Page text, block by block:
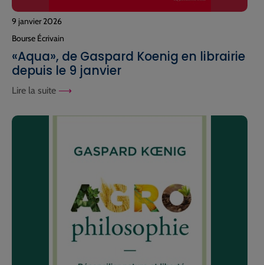
9 janvier 2026
Bourse Écrivain
«Aqua», de Gaspard Koenig en librairie
depuis le 9 janvier
Lire la suite